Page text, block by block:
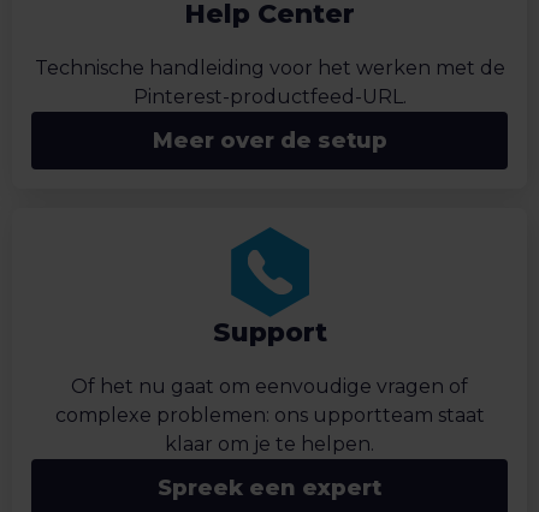
Help Center
Technische handleiding voor het werken met de
Pinterest-productfeed-URL.
Meer over de setup
Support
Of het nu gaat om eenvoudige vragen of
complexe problemen: ons upportteam staat
klaar om je te helpen.
Spreek een expert